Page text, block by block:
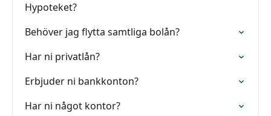
Hypoteket?
Behöver jag flytta samtliga bolån?
Har ni privatlån?
Erbjuder ni bankkonton?
Har ni något kontor?